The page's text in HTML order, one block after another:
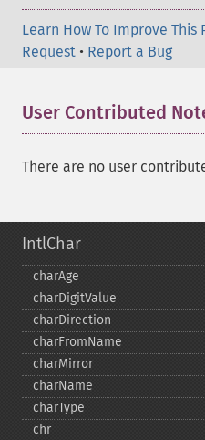
Learn How To Improve This
Request • Report a Bug
User Contributed
There are no user
IntlChar
charAge
charDigitValue
charDirection
charFromName
charMirror
charName
charType
chr